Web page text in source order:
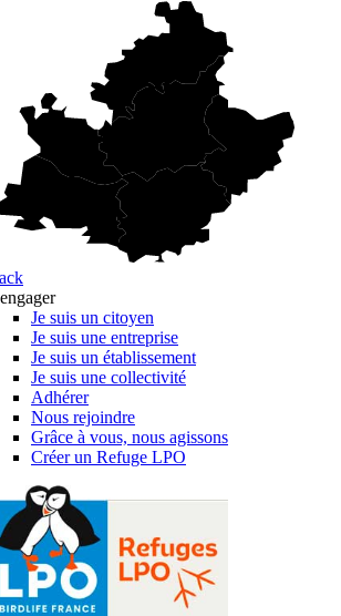
Je suis un citoyen
Je suis une entreprise
Je suis un établissement
Je suis une collectivité
Adhérer
Nous rejoindre
Grâce à vous, nous agissons
Créer un Refuge LPO